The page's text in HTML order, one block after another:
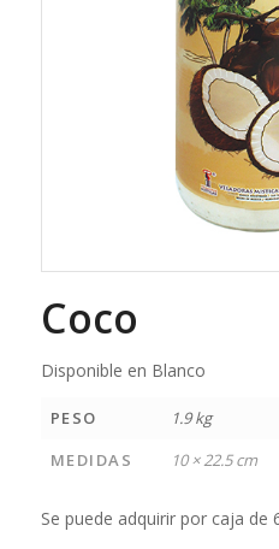
Coco
Disponible en Blanco
PESO
1.9 kg
MEDIDAS
10 × 22.5 cm
Se puede adquirir por caja de